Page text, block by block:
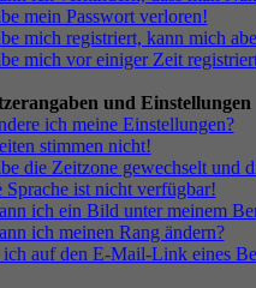
mein Passwort verloren!
mich registriert, kann mich
mich vor einiger Zeit
und Einstellungen
ich meine Einstellungen?
stimmen nicht!
die Zeitzone gewechselt und
Sprache ist nicht verfügbar!
ich ein Bild unter meinem
ich meinen Rang ändern?
ich auf den E-Mail-Link eines